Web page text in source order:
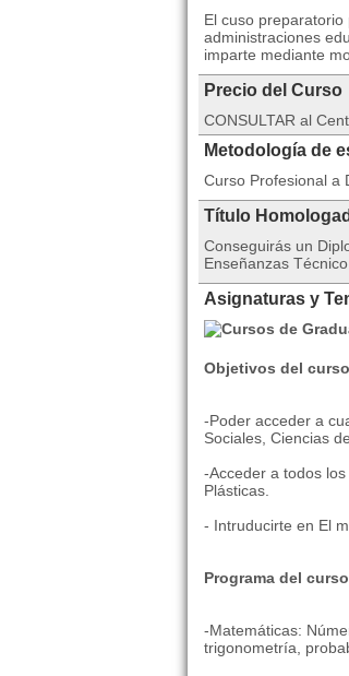
El cuso
administraciones
imparte mediante
Precio del Curso
CONSULTAR al
Metodología de
Curso Profesional a
Título
Conseguirás un
Enseñanzas
Asignaturas y
Objetivos del
-Poder acceder a
Sociales, Ciencias
-Acceder a todos
Plásticas.
- Intruducirte en El
Programa del
-Matemáticas:
trigonometría,